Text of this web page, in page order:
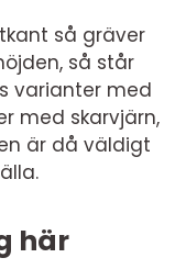
så gräver
så står
varianter med
med skarvjärn,
är då väldigt
här